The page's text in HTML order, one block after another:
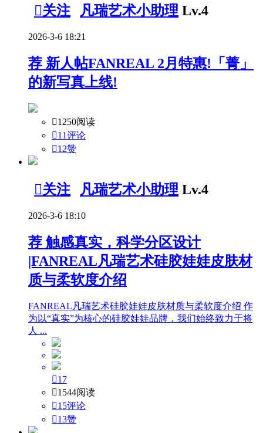
关注 凡瑞艺术小助理 Lv.4
2026-3-6 18:21
荐 新人帖FANREAL 2月特惠!「菁」
的新写真上线!
1250阅读
11评论
12赞
关注 凡瑞艺术小助理 Lv.4
2026-3-6 18:10
荐 触感真实，科学分区设计
|FANREAL凡瑞艺术硅胶娃娃皮肤材
质与柔软度介绍
FANREAL凡瑞艺术硅胶娃娃皮肤材质与柔软度介绍 作
为以“真实”为核心的硅胶娃娃品牌，我们始终致力于将
人 ...
17
1544阅读
15评论
13赞